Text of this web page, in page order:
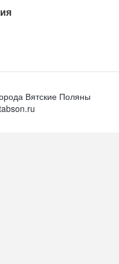
Вятские Поляны